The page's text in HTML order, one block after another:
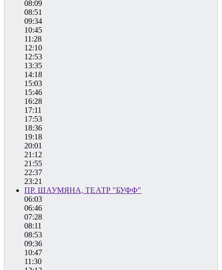
08:09
08:51
09:34
10:45
11:28
12:10
12:53
13:35
14:18
15:03
15:46
16:28
17:11
17:53
18:36
19:18
20:01
21:12
21:55
22:37
23:21
ПР. ШАУМЯНА, ТЕАТР "БУФФ"
06:03
06:46
07:28
08:11
08:53
09:36
10:47
11:30